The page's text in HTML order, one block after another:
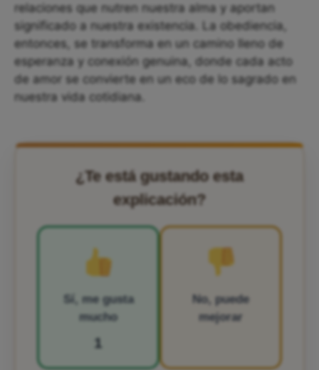
relaciones que nutren nuestra alma y aportan
significado a nuestra existencia. La obediencia,
entonces, se transforma en un camino lleno de
esperanza y conexión genuina, donde cada acto
de amor se convierte en un eco de lo sagrado en
nuestra vida cotidiana.
¿Te está gustando esta
explicación?
Sí, me gusta
mucho
1
No, puede
mejorar